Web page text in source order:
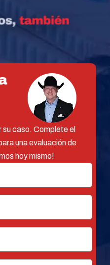
caso. Complete el
una evaluación de
hoy mismo!